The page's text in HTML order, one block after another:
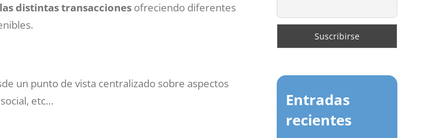
distintas transaccionesofreciendo diferentes
un punto de vista centralizado sobre aspectos
etc…
Entradas
recientes